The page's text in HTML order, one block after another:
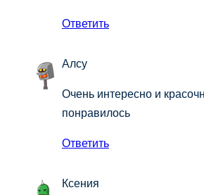
Ответить
Алсу
Очень интересно и
понравилось
Ответить
Ксения